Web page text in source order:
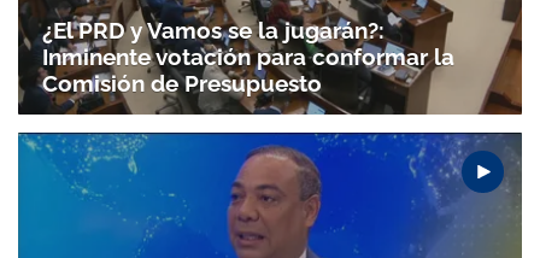
¿El PRD y Vamos se la jugarán?:
Inminente votación para conformar la
Comisión de Presupuesto